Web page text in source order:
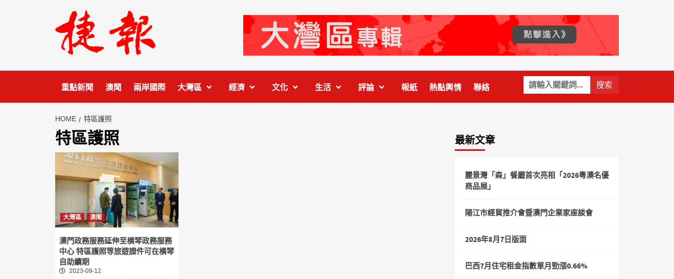
關
鍵
字:
重點新聞 澳聞 兩岸國際 大灣區 經濟 文化 生活 評論 報紙 熱點輿情 聯絡
HOME 特區護照
特區護照
大灣區 澳聞
澳門政務服務延伸至橫琴政務服務
中心 特區護照等旅遊證件可在橫琴
自助續期
2023-09-12
最新文章
麗景灣「森」餐廳首次亮相「2026粵澳名優
商品展」
陽江市經貿推介會暨澳門企業家座談會
2026年8月7日版面
巴西7月住宅租金指數單月勁漲0.66%